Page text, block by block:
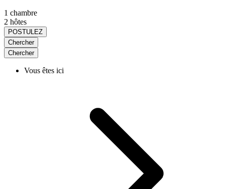
1 chambre
2 hôtes
POSTULEZ
Chercher
Chercher
Vous êtes ici